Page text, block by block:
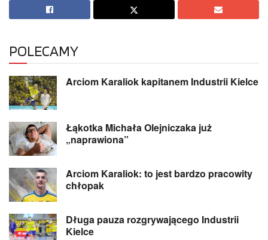
POLECAMY
Arciom Karaliok kapitanem Industrii Kielce
Łąkotka Michała Olejniczaka już
„naprawiona”
Arciom Karaliok: to jest bardzo pracowity
chłopak
Długa pauza rozgrywającego Industrii
Kielce